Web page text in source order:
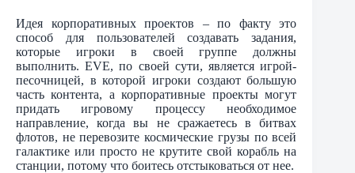
Идея корпоративных проектов – по факту это
способ для пользователей создавать задания,
которые игроки в своей группе должны
выполнить. EVE, по своей сути, является игрой-
песочницей, в которой игроки создают большую
часть контента, а корпоративные проекты могут
придать игровому процессу необходимое
направление, когда вы не сражаетесь в битвах
флотов, не перевозите космические грузы по всей
галактике или просто не крутите свой корабль на
станции, потому что боитесь отстыковаться от нее.